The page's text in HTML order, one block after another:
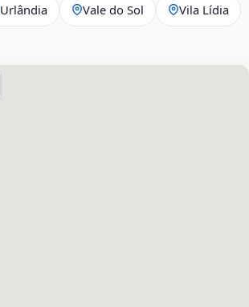
Urlândia Vale do Sol Vila Lídia